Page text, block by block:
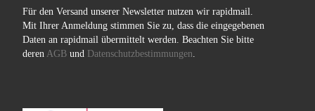
Für den Versand unserer Newsletter nutzen wir rapidmail.
Mit Ihrer Anmeldung stimmen Sie zu, dass die eingegebenen
Daten an rapidmail übermittelt werden. Beachten Sie bitte
deren AGBund Datenschutzbestimmungen